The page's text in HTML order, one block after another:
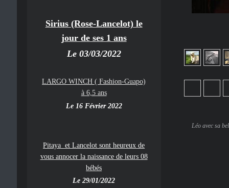
Léo avec sa
Sirius (Rose-Lancelot) le
jour de ses 1 ans
Le 03/03/2022
LARGO WINCH ( Fashion-Guapo)
à 6,5 ans
Le 16 Février 2022
Pitaya et Lancelot sont heureux de
vous annocer la naissance de leurs 08
bébés
Le 29/01/2022